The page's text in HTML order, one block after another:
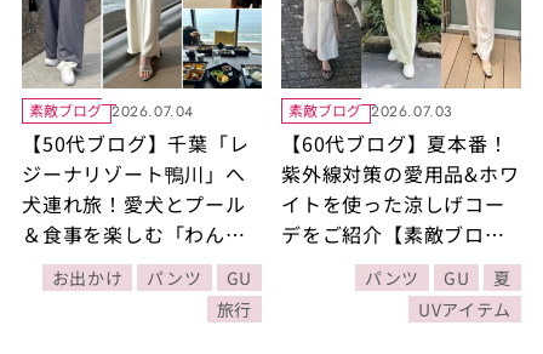
素敵ブログ 2026.07.04
【50代ブログ】千葉「レ
ジーナリゾート鴨川」へ
犬連れ旅！愛犬とプール
＆食事を楽しむ「わんこ
ファーストの宿」と
「GU」旅行コーデ2選
お出かけ パンツ
GU
旅行
素敵ブログ 2026.07.03
【60代ブログ】夏本番！
紫外線対策の愛用品&ホワ
イトを使った涼しげコー
デをご紹介【素敵ブロガ
ー・有村一美さん】
パンツ GU
夏
UVアイテム